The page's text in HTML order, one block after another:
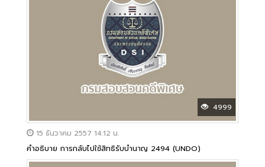
4999
15 ธันวาคม 2557 14:12 น.
คำอธิบาย การกลับไปใช้สิทธิรับบำนาญ 2494 (UNDO)